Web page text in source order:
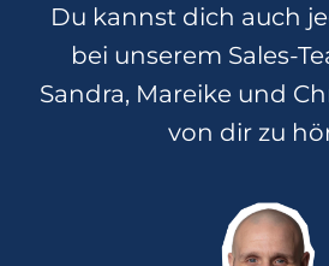
Du kannst dich auch
bei unserem Sales-
Sandra, Mareike und
von dir zu